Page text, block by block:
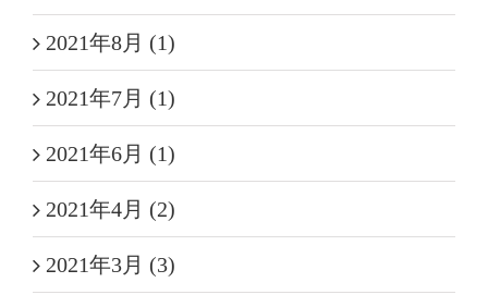
2021年8月 (1)
2021年7月 (1)
2021年6月 (1)
2021年4月 (2)
2021年3月 (3)